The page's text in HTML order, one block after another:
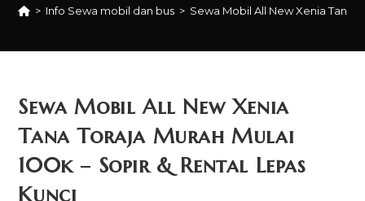
> Info Sewa mobil dan bus > Sewa Mobil All New Xenia Tana
Sewa Mobil All New Xenia
Tana Toraja Murah Mulai
100k – Sopir & Rental Lepas
Kunci